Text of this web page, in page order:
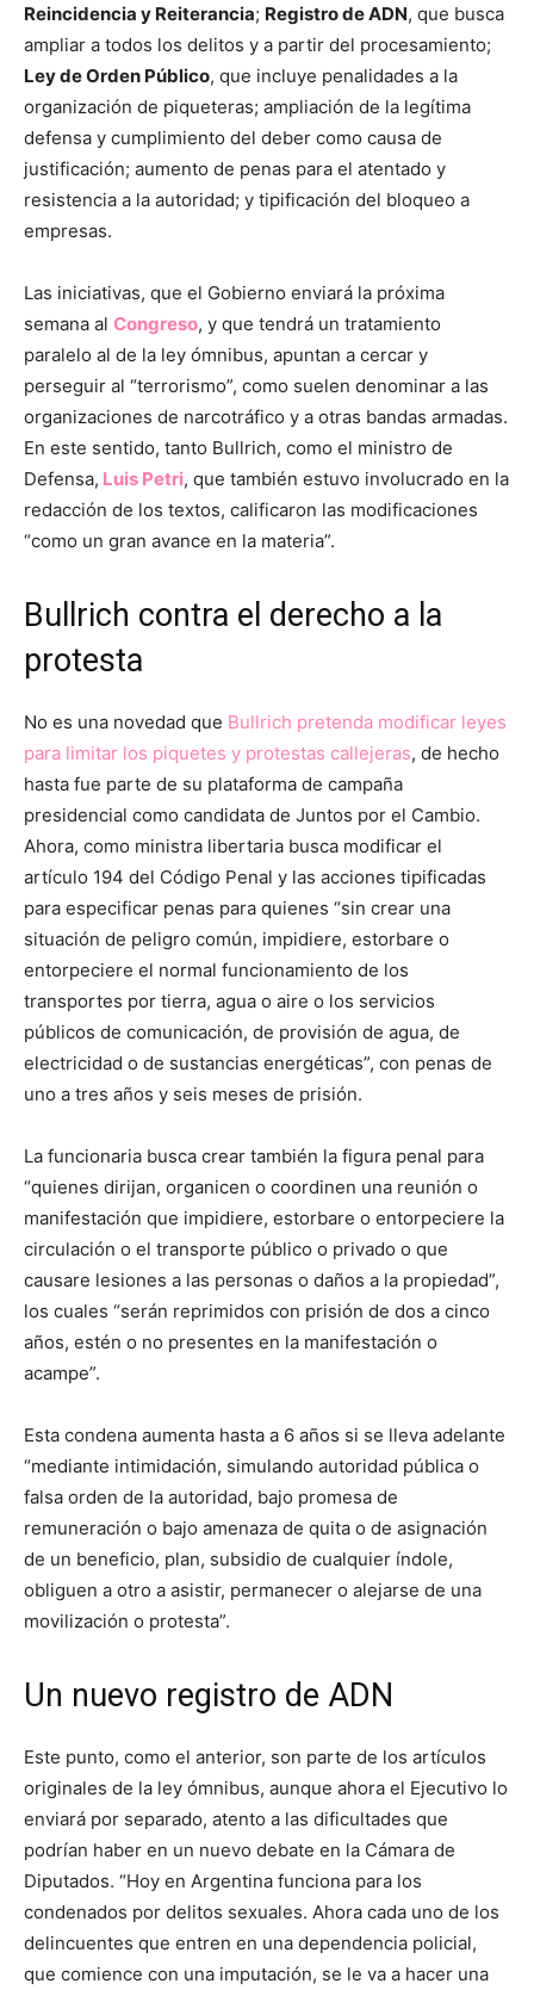
Reincidencia y Reiterancia; Registro de ADN, que busca
ampliar a todos los delitos y a partir del procesamiento;
Ley de Orden Público, que incluye penalidades a la
organización de piqueteras; ampliación de la legítima
defensa y cumplimiento del deber como causa de
justificación; aumento de penas para el atentado y
resistencia a la autoridad; y tipificación del bloqueo a
empresas.
Las iniciativas, que el Gobierno enviará la próxima
semana al Congreso, y que tendrá un tratamiento
paralelo al de la ley ómnibus, apuntan a cercar y
perseguir al “terrorismo”, como suelen denominar a las
organizaciones de narcotráfico y a otras bandas armadas.
En este sentido, tanto Bullrich, como el ministro de
Defensa, Luis Petri, que también estuvo involucrado en la
redacción de los textos, calificaron las modificaciones
“como un gran avance en la materia”.
Bullrich contra el derecho a la
protesta
No es una novedad que Bullrich pretenda modificar leyes
para limitar los piquetes y protestas callejeras, de hecho
hasta fue parte de su plataforma de campaña
presidencial como candidata de Juntos por el Cambio.
Ahora, como ministra libertaria busca modificar el
artículo 194 del Código Penal y las acciones tipificadas
para especificar penas para quienes “sin crear una
situación de peligro común, impidiere, estorbare o
entorpeciere el normal funcionamiento de los
transportes por tierra, agua o aire o los servicios
públicos de comunicación, de provisión de agua, de
electricidad o de sustancias energéticas”, con penas de
uno a tres años y seis meses de prisión.
La funcionaria busca crear también la figura penal para
“quienes dirijan, organicen o coordinen una reunión o
manifestación que impidiere, estorbare o entorpeciere la
circulación o el transporte público o privado o que
causare lesiones a las personas o daños a la propiedad”,
los cuales “serán reprimidos con prisión de dos a cinco
años, estén o no presentes en la manifestación o
acampe”.
Esta condena aumenta hasta a 6 años si se lleva adelante
“mediante intimidación, simulando autoridad pública o
falsa orden de la autoridad, bajo promesa de
remuneración o bajo amenaza de quita o de asignación
de un beneficio, plan, subsidio de cualquier índole,
obliguen a otro a asistir, permanecer o alejarse de una
movilización o protesta”.
Un nuevo registro de ADN
Este punto, como el anterior, son parte de los artículos
originales de la ley ómnibus, aunque ahora el Ejecutivo lo
enviará por separado, atento a las dificultades que
podrían haber en un nuevo debate en la Cámara de
Diputados. “Hoy en Argentina funciona para los
condenados por delitos sexuales. Ahora cada uno de los
delincuentes que entren en una dependencia policial,
que comience con una imputación, se le va a hacer una